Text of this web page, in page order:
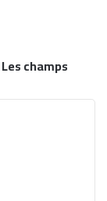
Les champs